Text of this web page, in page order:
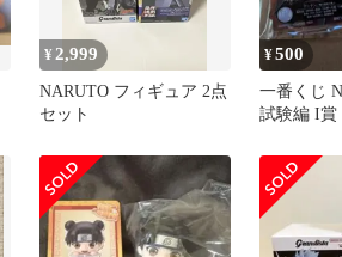
¥ 2,999
NARUTO フィギュア 2点
セット
¥500
一番くじ
試験編 I賞